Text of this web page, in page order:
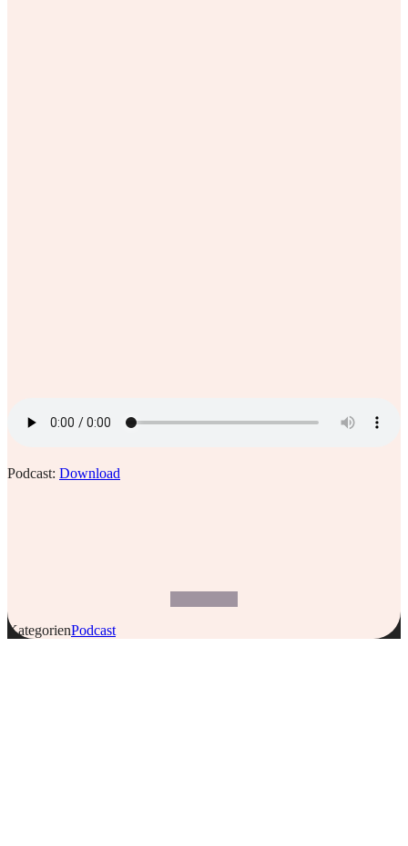
Podcast: Download
KategorienPodcast